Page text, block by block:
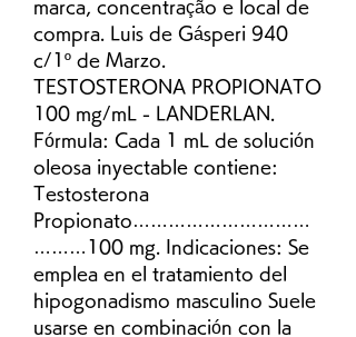
marca, concentração e local de
compra. Luis de Gásperi 940
c/1º de Marzo.
TESTOSTERONA PROPIONATO
100 mg/mL - LANDERLAN.
Fórmula: Cada 1 mL de solución
oleosa inyectable contiene:
Testosterona
Propionato…………………………
………100 mg. Indicaciones: Se
emplea en el tratamiento del
hipogonadismo masculino Suele
usarse en combinación con la